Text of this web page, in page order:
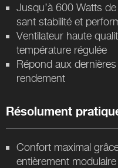
Jusqu’à 600 Watts
sant stabilité et
Ventilateur haute
température régulée
Répond aux
rendement
Résolument
Confort maximal
entièrement